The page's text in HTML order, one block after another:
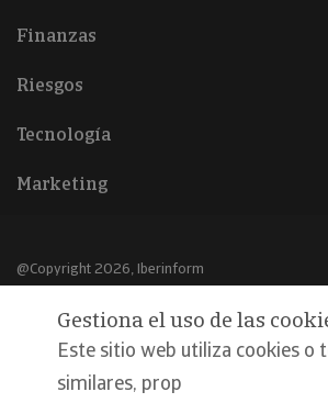
Finanzas
Riesgos
Tecnología
Marketing
@Copyright 2026, Iberinform
Aviso legal
Política de cookies
Declaración de privacidad
Gestiona el uso de las
Este sitio web utiliza cookies o
similares, prop